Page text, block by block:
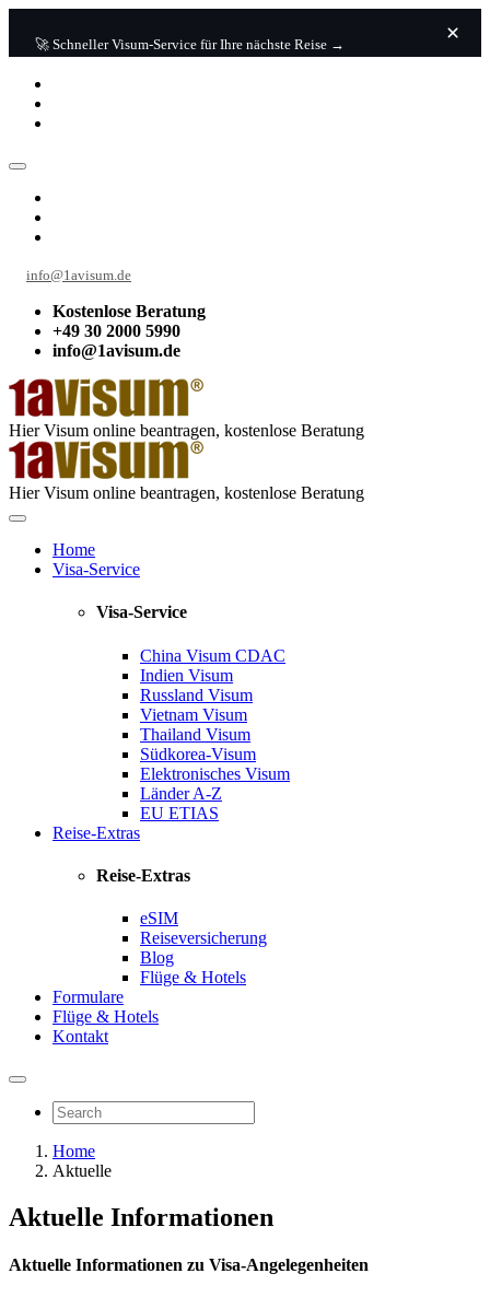
🚀 Schneller Visum-Service für Ihre nächste Reise →
info@1avisum.de
Kostenlose Beratung
+49 30 2000 5990
info@1avisum.de
Hier Visum online beantragen, kostenlose Beratung
Hier Visum online beantragen, kostenlose Beratung
Home
Visa-Service
Visa-Service
China Visum CDAC
Indien Visum
Russland Visum
Vietnam Visum
Thailand Visum
Südkorea-Visum
Elektronisches Visum
Länder A-Z
EU ETIAS
Reise-Extras
Reise-Extras
eSIM
Reiseversicherung
Blog
Flüge & Hotels
Formulare
Flüge & Hotels
Kontakt
Home
Aktuelle
Aktuelle Informationen
Aktuelle Informationen zu Visa-Angelegenheiten